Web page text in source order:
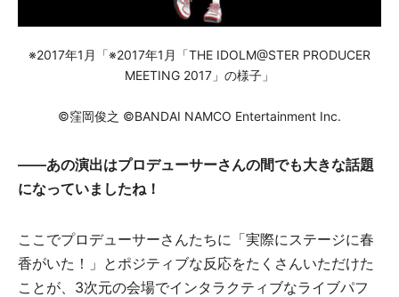
※2017年1月「※2017年1月「THE IDOLM@STER PRODUCER
MEETING 2017」の様子」
©窪岡俊之 ©BANDAI NAMCO Entertainment Inc.
――あの演出はプロデューサーさんの間でも大きな話題
になっていましたね！
ここでプロデューサーさんたちに「実際にステージに春
香がいた！」とポジティブな反応をたくさんいただけた
ことが、3次元の会場でインタラクティブなライブパフ